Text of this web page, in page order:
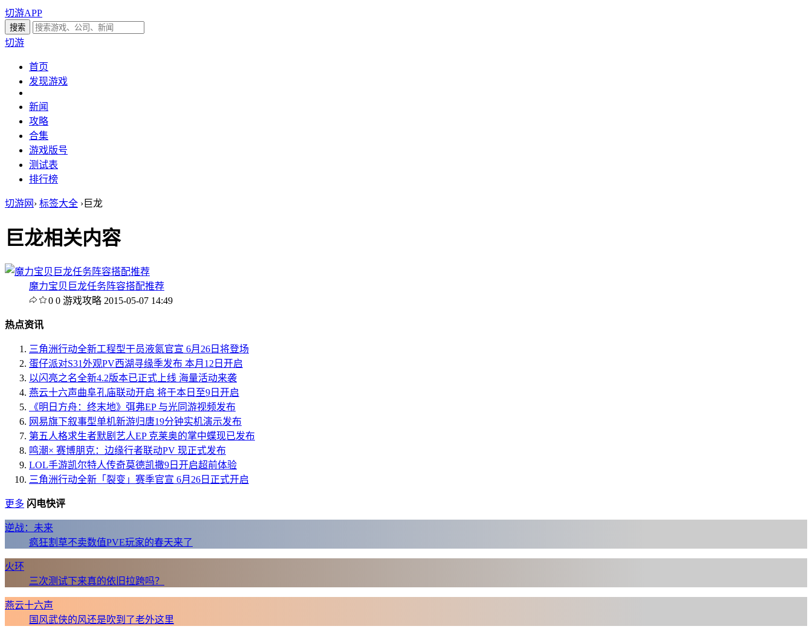
切游APP
切游
首页
发现游戏
新闻
攻略
合集
游戏版号
测试表
排行榜
切游网 › 标签大全 ›巨龙
巨龙相关内容
魔力宝贝巨龙任务阵容搭配推荐
0 0 游戏攻略 2015-05-07 14:49
热点资讯
三角洲行动全新工程型干员液氮官宣 6月26日将登场
蛋仔派对S31外观PV西湖寻缘季发布 本月12日开启
以闪亮之名全新4.2版本已正式上线 海量活动来袭
燕云十六声曲阜孔庙联动开启 将于本日至9日开启
《明日方舟：终末地》弭弗EP 与光同游视频发布
网易旗下叙事型单机新游归唐19分钟实机演示发布
第五人格求生者默剧艺人EP 克莱奥的掌中蝶现已发布
鸣潮× 赛博朋克：边缘行者联动PV 现正式发布
LOL手游凯尔特人传奇莫德凯撒9日开启超前体验
三角洲行动全新「裂变」赛季官宣 6月26日正式开启
更多 闪电快评
逆战：未来
疯狂割草不卖数值PVE玩家的春天来了
火环
三次测试下来真的依旧拉跨吗？
燕云十六声
国风武侠的风还是吹到了老外这里